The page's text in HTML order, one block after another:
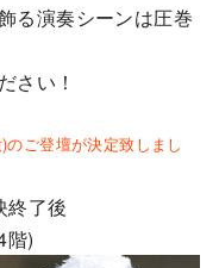
る演奏シーンは圧巻
さい！
ご登壇が決定致しまし
了後
)